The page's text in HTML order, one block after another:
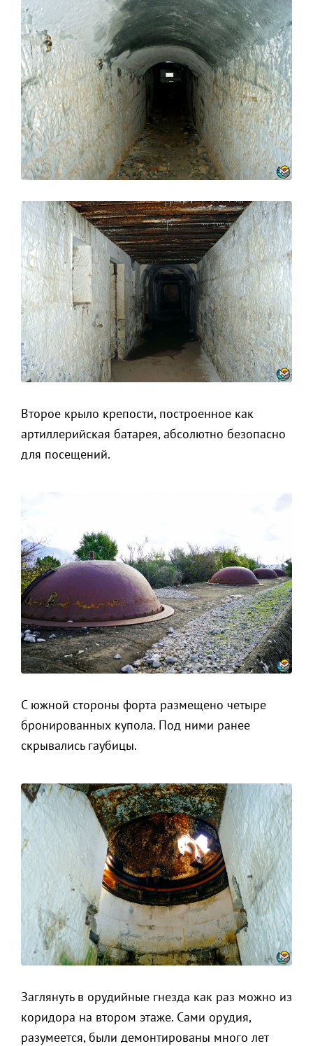
Второе крыло крепости, построенное как
артиллерийская батарея, абсолютно безопасно
для посещений.
С южной стороны форта размещено четыре
бронированных купола. Под ними ранее
скрывались гаубицы.
Заглянуть в орудийные гнезда как раз можно из
коридора на втором этаже. Сами орудия,
разумеется, были демонтированы много лет